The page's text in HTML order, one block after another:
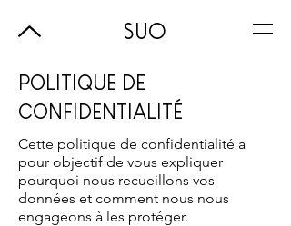
SUO
POLITIQUE DE
CONFIDENTIALITÉ
Cette politique de confidentialité a
pour objectif de vous expliquer
pourquoi nous recueillons vos
données et comment nous nous
engageons à les protéger.